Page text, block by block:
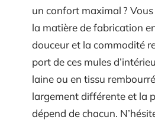
un confort maximal ? Vous
la matière de fabrication
douceur et la commodité
port de ces mules
laine ou en tissu
largement différente et la
dépend de chacun.